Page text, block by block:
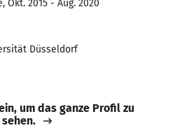
Okt. 2015 - Aug. 2020
Düsseldorf
um das ganze Profil zu
sehen.